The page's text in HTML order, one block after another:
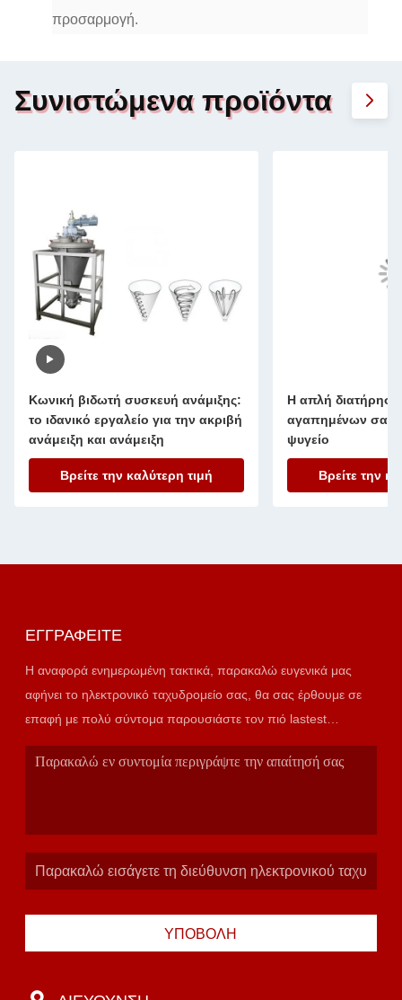
προσαρμογή.
Συνιστώμενα προϊόντα
Κωνική βιδωτή συσκευή ανάμιξης:
το ιδανικό εργαλείο για την ακριβή
ανάμειξη και ανάμειξη
Βρείτε την καλύτερη τιμή
Η απλή
αγαπημένων σας
ψυγείο
Βρείτε την
ΕΓΓΡΑΦΕΊΤΕ
Η αναφορά ενημερωμένη τακτικά, παρακαλώ ευγενικά μας
αφήνει το ηλεκτρονικό ταχυδρομείο σας, θα σας έρθουμε σε
επαφή με πολύ σύντομα παρουσιάστε τον πιό lastest
κατάλογο.
ΥΠΟΒΟΛΉ